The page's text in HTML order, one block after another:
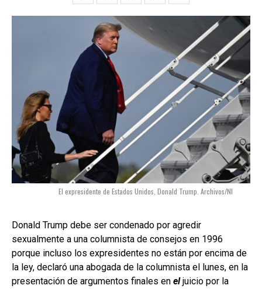
El expresidente de Estados Unidos, Donald Trump. Archivos/NI
Donald Trump debe ser condenado por agredir
sexualmente a una columnista de consejos en 1996
porque incluso los expresidentes no están por encima de
la ley, declaró una abogada de la columnista el lunes, en la
presentación de argumentos finales en eljuicio por la